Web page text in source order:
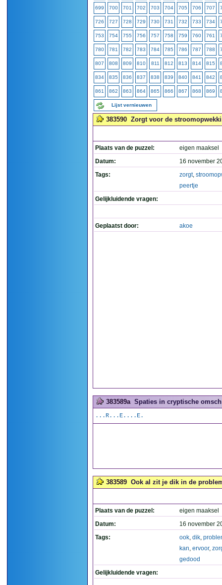
699 700 701 702 703 704 705 706 707
726 727 728 729 730 731 732 733 734
753 754 755 756 757 758 759 760 761
780 781 782 783 784 785 786 787 788
807 808 809 810 811 812 813 814 815
834 835 836 837 838 839 840 841 842
861 862 863 864 865 866 867 868 869
Lijst vernieuwen
383590 Zorgt voor de
Plaats van de puzzel:
eigen maaksel
Datum:
16 november
Tags:
zorgt,
peertje
Gelijkluidende vragen:
Geplaatst door: akoe
383589a Spaties in cryptische
...R...E....E.
383589 Ook al zit je dik in de
Plaats van de puzzel:
eigen maaksel
Datum:
16 november
Tags:
ook, dik,
kan, ervoor,
gedood
Gelijkluidende vragen: